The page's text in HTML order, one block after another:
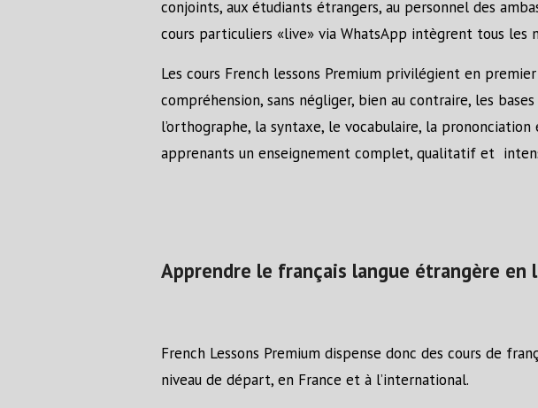
conjoints, aux étudiants étrangers, au personnel des
cours particuliers «live» via WhatsApp intègrent tous les
Les cours French lessons Premium privilégient en
compréhension, sans négliger, bien au contraire, les
l’orthographe, la syntaxe, le vocabulaire, la
apprenants un enseignement complet, qualitatif et
Apprendre le français langue étrangère en
French Lessons Premium dispense donc des cours de
niveau de départ, en France et à l’international.